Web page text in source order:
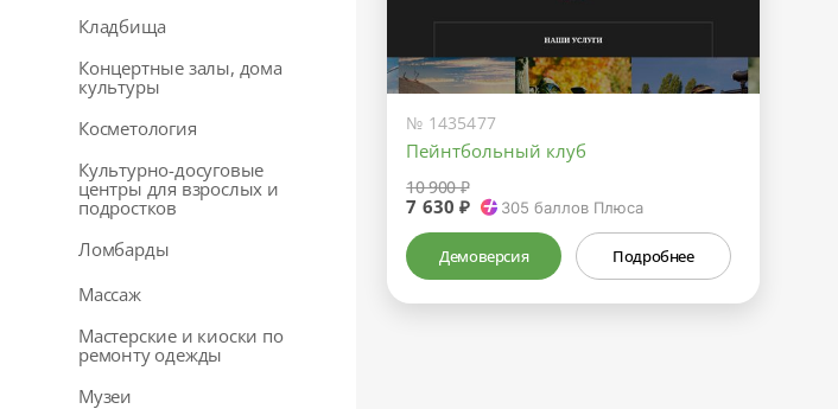
Кладбища
Концертные залы, дома
культуры
Косметология
Культурно-досуговые
центры для взрослых и
подростков
Ломбарды
Массаж
Мастерские и киоски по
ремонту одежды
Музеи
№ 1435477
Пейнтбольный клуб
10 900 ₽
7 630 ₽ 305 баллов Плюса
Демоверсия Подробнее